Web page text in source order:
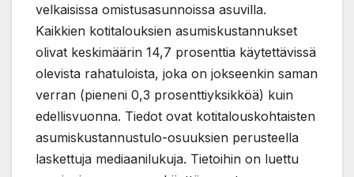
velkaisissa omistusasunnoissa asuvilla.
Kaikkien kotitalouksien asumiskustannukset
olivat keskimäärin 14,7 prosenttia käytettävissä
olevista rahatuloista, joka on jokseenkin saman
verran (pieneni 0,3 prosenttiyksikköä) kuin
edellisvuonna. Tiedot ovat kotitalouskohtaisten
asumiskustannustulo-osuuksien perusteella
laskettuja mediaanilukuja. Tietoihin on luettu